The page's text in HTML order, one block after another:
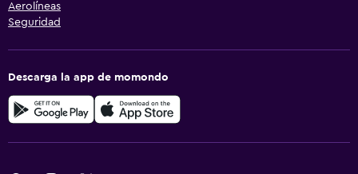
Aerolíneas
Seguridad
Descarga la app de momondo